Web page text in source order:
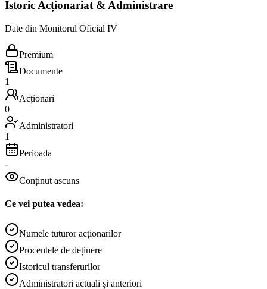
Istoric Acționariat & Administrare
Date din Monitorul Oficial IV
Premium
Documente
1
Acționari
0
Administratori
1
Perioada
-
Conținut ascuns
Ce vei putea vedea:
Numele tuturor acționarilor
Procentele de deținere
Istoricul transferurilor
Administratori actuali și anteriori